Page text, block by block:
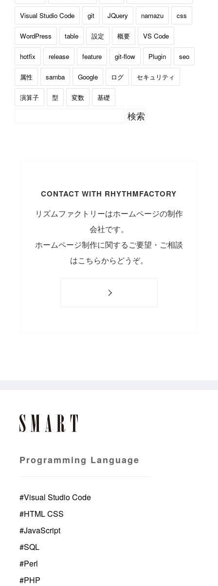
Visual Studio Code git JQuery namazu css
WordPress table 設定 概要 VS Code
hotfix release feature git-flow Plugin seo
属性 samba Google ログ セキュリティ
演算子 型 変数 基礎
CONTACT WITH RHYTHMFACTORY
リズムファクトリーはホームページの制作
会社です。
ホームページ制作に関するご要望・ご相談
はこちらからどうぞ。
Programming Language
#Visual Studio Code
#HTML CSS
#JavaScript
#SQL
#Perl
#PHP